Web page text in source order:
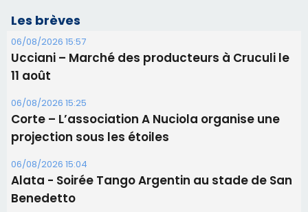
06/08/2026 15:04
Alata - Soirée Tango Argentin au stade de San
Benedetto
05/08/2026 09:53
Biguglia : messe de la Sainte-Marie et
procession le 14 août
31/07/2026 08:24
Tennis - Début ce week-end du tournoi du
RCPV